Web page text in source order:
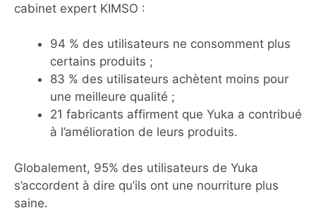
cabinet expert KIMSO :
94 % des utilisateurs ne consomment plus
certains produits ;
83 % des utilisateurs achètent moins pour
une meilleure qualité ;
21 fabricants affirment que Yuka a contribué
à l’amélioration de leurs produits.
Globalement, 95% des utilisateurs de Yuka
s’accordent à dire qu’ils ont une nourriture plus
saine.